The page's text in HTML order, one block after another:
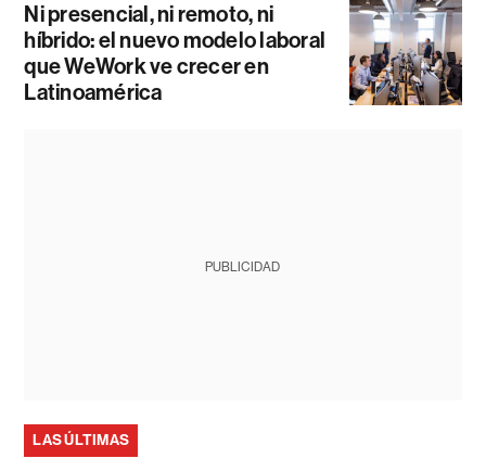
Ni presencial, ni remoto, ni
híbrido: el nuevo modelo laboral
que WeWork ve crecer en
Latinoamérica
PUBLICIDAD
LAS ÚLTIMAS